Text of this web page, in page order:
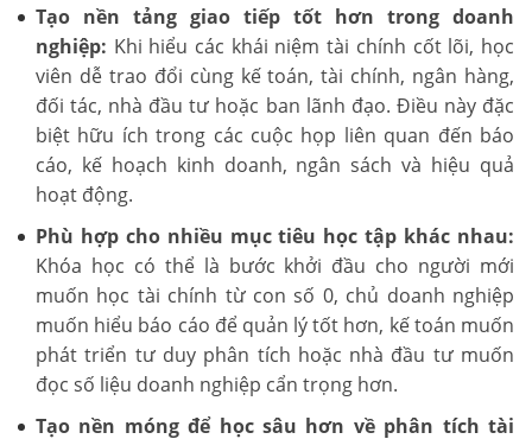
Tạo nền tảng giao tiếp tốt hơn trong doanh
nghiệp: Khi hiểu các khái niệm tài chính cốt lõi, học
viên dễ trao đổi cùng kế toán, tài chính, ngân hàng,
đối tác, nhà đầu tư hoặc ban lãnh đạo. Điều này đặc
biệt hữu ích trong các cuộc họp liên quan đến báo
cáo, kế hoạch kinh doanh, ngân sách và hiệu quả
hoạt động.
Phù hợp cho nhiều mục tiêu học tập khác nhau:
Khóa học có thể là bước khởi đầu cho người mới
muốn học tài chính từ con số 0, chủ doanh nghiệp
muốn hiểu báo cáo để quản lý tốt hơn, kế toán muốn
phát triển tư duy phân tích hoặc nhà đầu tư muốn
đọc số liệu doanh nghiệp cẩn trọng hơn.
Tạo nền móng để học sâu hơn về phân tích tài